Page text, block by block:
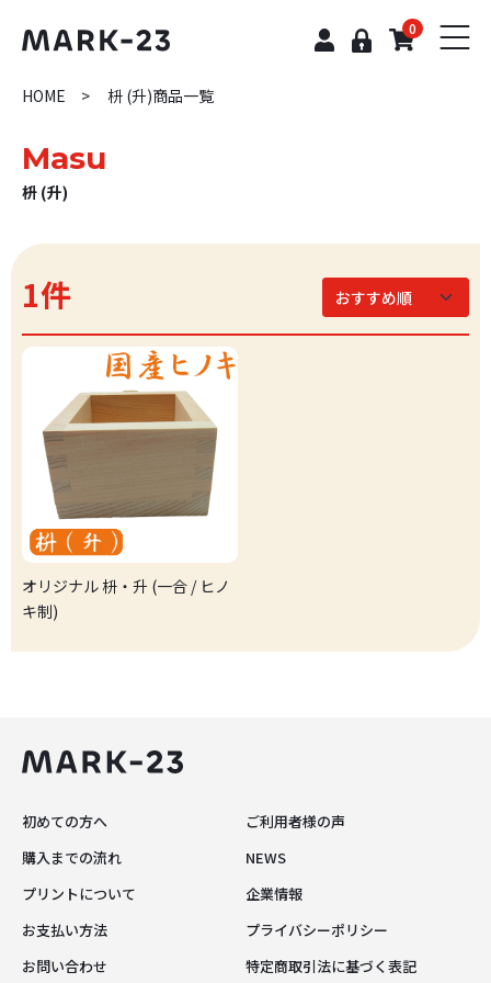
0
HOME 枡 (升)商品一覧
Masu
枡 (升)
1件
オリジナル 枡・升 (一合 / ヒノ
キ制)
初めての方へ
購入までの流れ
プリントについて
お支払い方法
お問い合わせ
ご利用者様の声
NEWS
企業情報
プライバシーポリシー
特定商取引法に基づく表記